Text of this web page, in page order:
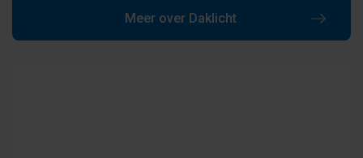
Meer over Daklicht